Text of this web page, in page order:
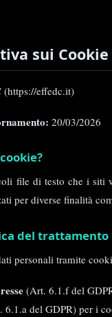
sui Cookie
(https://effedc.it)
20/03/2026
file di testo che i siti
per diverse finalità
del trattamento
personali tramite
(Art. 6.1.f del
6.1.a del GDPR) per i